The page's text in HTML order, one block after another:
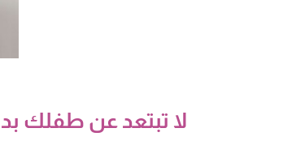
لا تبتعد عن طفلك